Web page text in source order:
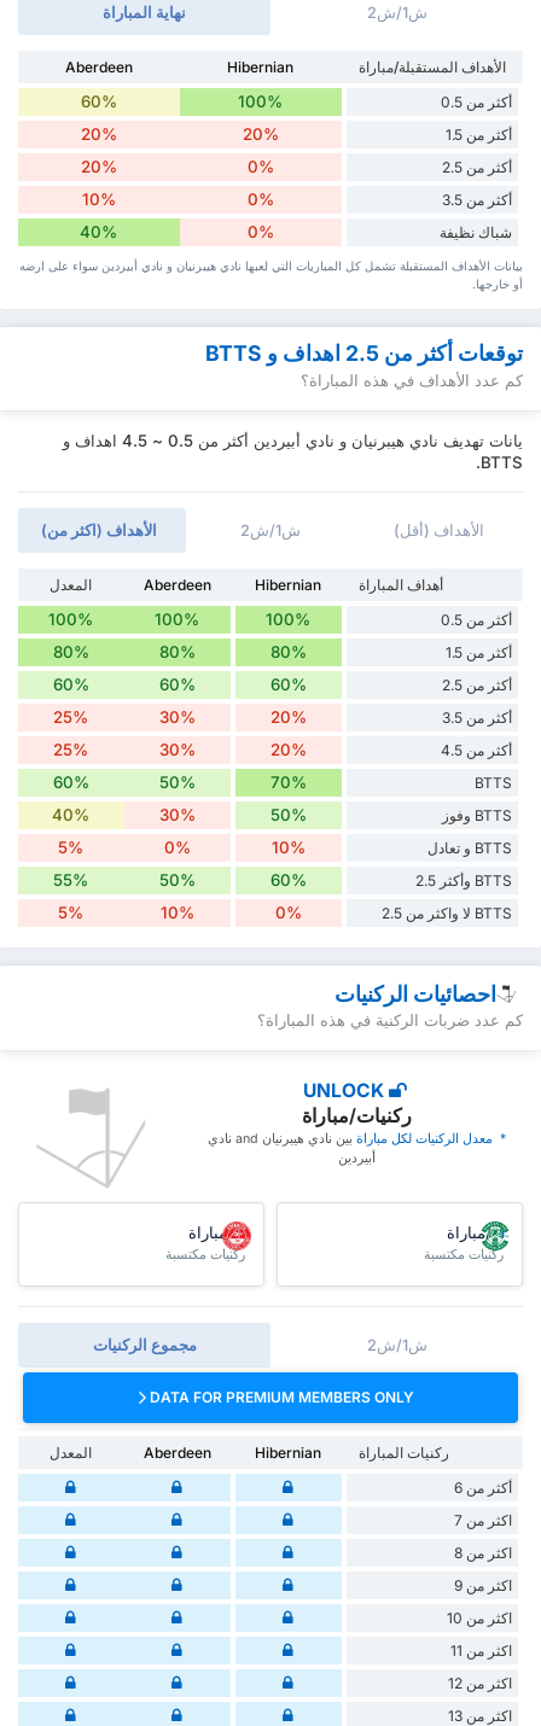
نهاية المباراة ش1/ش2
الأهداف المستقبلة/مباراة Hibernian
Aberdeen
أكثر من 0.5
100%
60%
أكثر من 1.5 20%
20%
أكثر من 2.5 0%
20%
أكثر من 3.5 0%
10%
شباك نظيفة 0%
40%
بيانات الأهداف المستقبلة تشمل كل المباريات التي لعبها نادي هيبرنيان و نادي أبيردين سواء ‏على ارضه
أو خارجها.
توقعات أكثر من 2.5 اهداف و BTTS
كم عدد الأهداف في هذه المباراة؟
يانات تهديف نادي هيبرنيان و نادي أبيردين أكثر من 0.5 ~ 4.5 اهداف و
BTTS.
الأهداف (اكثر من) ش1/ش2 الأهداف (أقل)
أهداف المباراة Hibernian
Aberdeen
المعدل
أكثر من 0.5
100%
100%
100%
أكثر من 1.5 80%
80%
80%
أكثر من 2.5 60%
60%
60%
أكثر من 3.5 20%
30%
25%
أكثر من 4.5 20%
30%
25%
BTTS
70%
50%
60%
BTTS وفوز 50%
30%
40%
BTTS و تعادل 10%
0%
5%
BTTS وأكثر 2.5 60%
50%
55%
BTTS لا واكثر من 2.5 0%
10%
5%
احصائيات الركنيات
كم عدد ضربات الركنية في هذه المباراة؟
UNLOCK
ركنيات/مباراة
* ‏ ‏معدل الركنيات لكل مباراة
‏بين نادي هيبرنيان and نادي
أبيردين
/مباراة
ركنيات مكتسبة
/مباراة
ركنيات مكتسبة
مجموع الركنيات ش1/ش2
DATA FOR PREMIUM MEMBERS ONLY
ركنيات المباراة Hibernian
Aberdeen
المعدل
أكثر من 6
اكثر من 7
اكثر من 8
اكثر من 9
اكثر من 10
اكثر من 11
اكثر من 12
اكثر من 13